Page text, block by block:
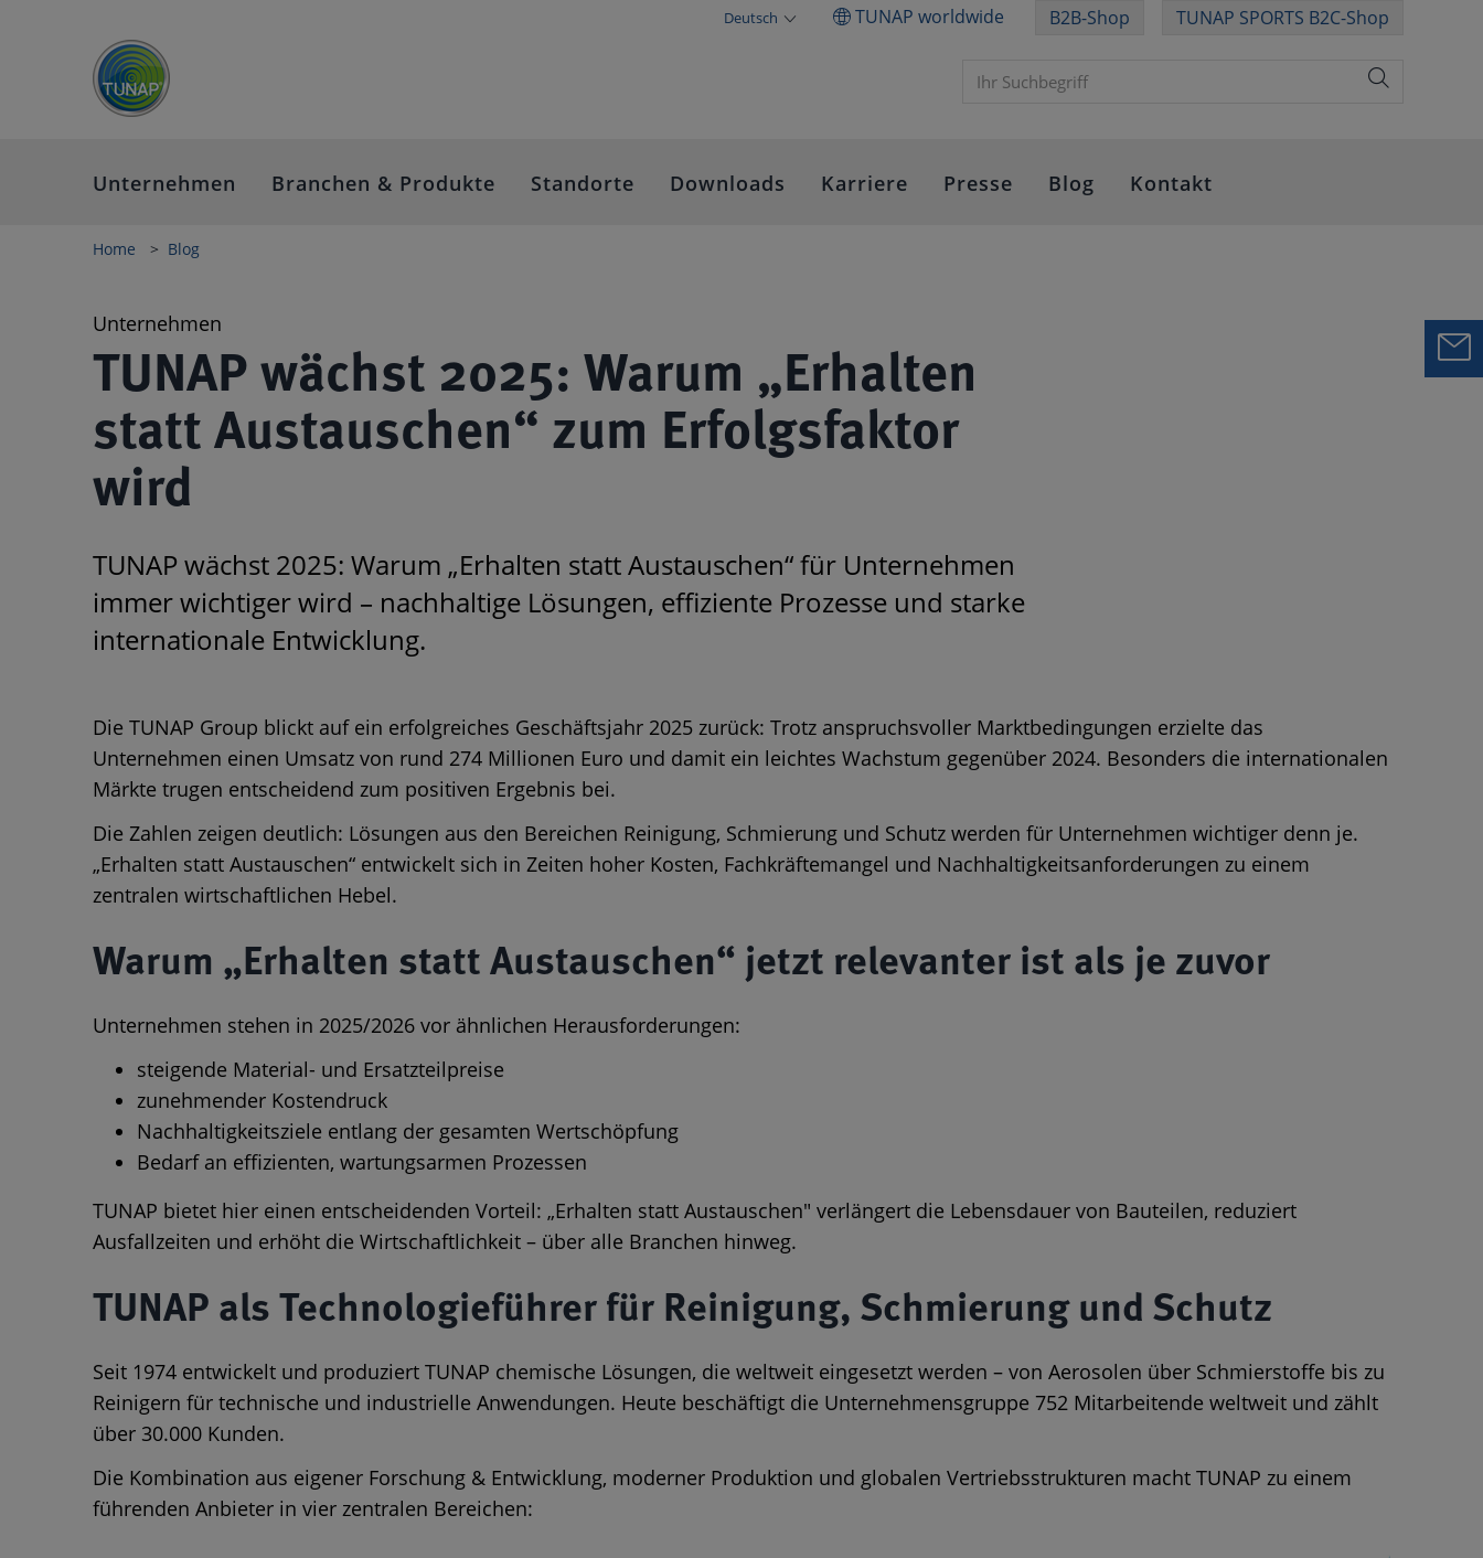
Deutsch TUNAP worldwide B2B-Shop TUNAP SPORTS B2C-Shop
Unternehmen Branchen & Produkte Standorte Downloads Karriere Presse Blog Kontakt
Home Blog
Unternehmen
TUNAP wächst 2025: Warum „Erhalten
statt Austauschen“ zum Erfolgsfaktor
wird
TUNAP wächst 2025: Warum „Erhalten statt Austauschen“ für Unternehmen
immer wichtiger wird – nachhaltige Lösungen, effiziente Prozesse und starke
internationale Entwicklung.
Die TUNAP Group blickt auf ein erfolgreiches Geschäftsjahr 2025 zurück: Trotz anspruchsvoller Marktbedingungen erzielte das
Unternehmen einen Umsatz von rund 274 Millionen Euro und damit ein leichtes Wachstum gegenüber 2024. Besonders die internationalen
Märkte trugen entscheidend zum positiven Ergebnis bei.
Die Zahlen zeigen deutlich: Lösungen aus den Bereichen Reinigung, Schmierung und Schutz werden für Unternehmen wichtiger denn je.
„Erhalten statt Austauschen“ entwickelt sich in Zeiten hoher Kosten, Fachkräftemangel und Nachhaltigkeitsanforderungen zu einem
zentralen wirtschaftlichen Hebel.
Warum „Erhalten statt Austauschen“ jetzt relevanter ist als je zuvor
Unternehmen stehen in 2025/2026 vor ähnlichen Herausforderungen:
steigende Material- und Ersatzteilpreise
zunehmender Kostendruck
Nachhaltigkeitsziele entlang der gesamten Wertschöpfung
Bedarf an effizienten, wartungsarmen Prozessen
TUNAP bietet hier einen entscheidenden Vorteil: „Erhalten statt Austauschen" verlängert die Lebensdauer von Bauteilen, reduziert
Ausfallzeiten und erhöht die Wirtschaftlichkeit – über alle Branchen hinweg.
TUNAP als Technologieführer für Reinigung, Schmierung und Schutz
Seit 1974 entwickelt und produziert TUNAP chemische Lösungen, die weltweit eingesetzt werden – von Aerosolen über Schmierstoffe bis zu
Reinigern für technische und industrielle Anwendungen. Heute beschäftigt die Unternehmensgruppe 752 Mitarbeitende weltweit und zählt
über 30.000 Kunden.
Die Kombination aus eigener Forschung & Entwicklung, moderner Produktion und globalen Vertriebsstrukturen macht TUNAP zu einem
führenden Anbieter in vier zentralen Bereichen: